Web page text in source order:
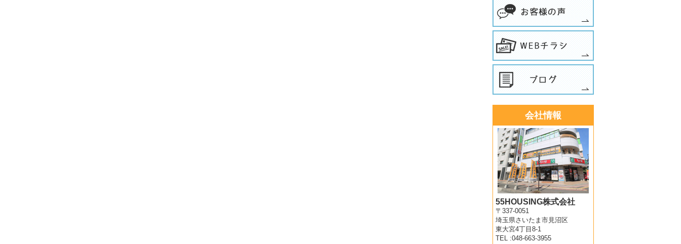
会社情報
55HOUSING株式会社
〒337-0051
埼玉県さいたま市見沼区
東大宮4丁目8-1
TEL :048-663-3955